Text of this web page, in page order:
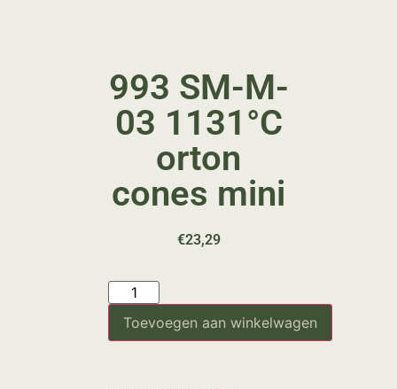
993 SM-M-
03 1131°C
orton
cones mini
€23,29
Toevoegen aan winkelwagen